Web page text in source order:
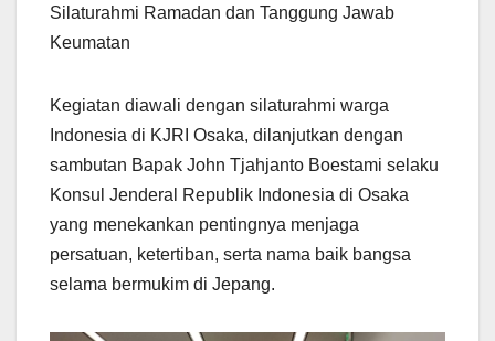
Silaturahmi Ramadan dan Tanggung Jawab
Keumatan
Kegiatan diawali dengan silaturahmi warga
Indonesia di KJRI Osaka, dilanjutkan dengan
sambutan Bapak John Tjahjanto Boestami selaku
Konsul Jenderal Republik Indonesia di Osaka
yang menekankan pentingnya menjaga
persatuan, ketertiban, serta nama baik bangsa
selama bermukim di Jepang.